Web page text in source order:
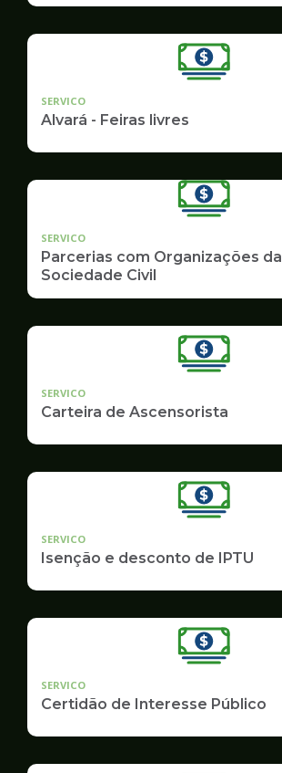
SERVICO
Alvará - Feiras livres
SERVICO
Parcerias com Organizações da
Sociedade Civil
SERVICO
Carteira de Ascensorista
SERVICO
Isenção e desconto de IPTU
SERVICO
Certidão de Interesse Público